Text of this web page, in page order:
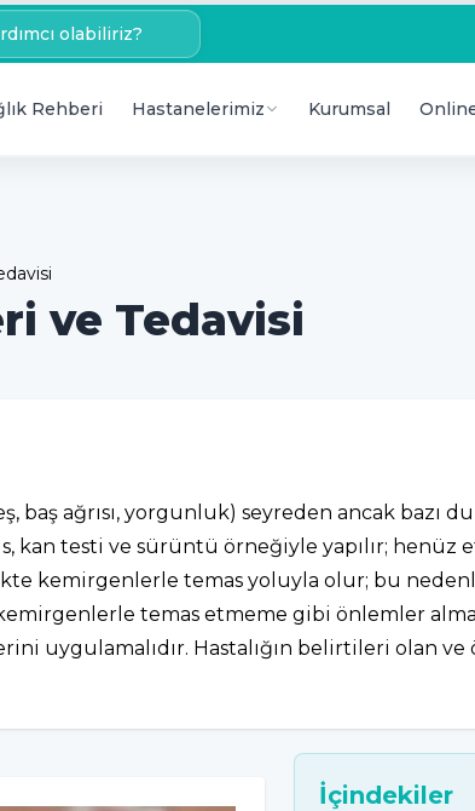
olabiliriz?
Rehberi Hastanelerimiz Kurumsal
ve Tedavisi
ağrısı, yorgunluk) seyreden ancak bazı
testi ve sürüntü örneğiyle yapılır; henüz
kemirgenlerle temas yoluyla olur; bu
temas etmeme gibi önlemler
uygulamalıdır. Hastalığın belirtileri olan ve
İçindekiler